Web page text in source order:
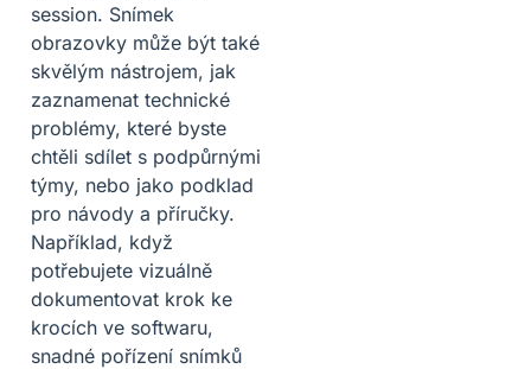
session. Snímek
obrazovky může být také
skvělým nástrojem, jak
zaznamenat technické
problémy, které byste
chtěli sdílet s podpůrnými
týmy, nebo jako podklad
pro návody a příručky.
Například, když
potřebujete vizuálně
dokumentovat krok ke
krocích ve softwaru,
snadné pořízení snímků